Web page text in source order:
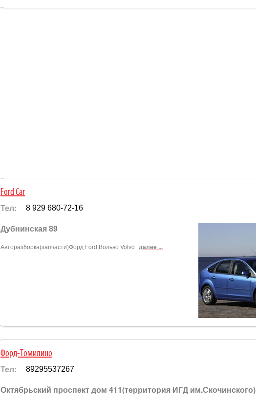
Ford Car
Тел: 8 929 680-72-16
Дубнинская 89
Авторазборка(запчасти)Форд Ford.Вольво Volvo далее ...
Форд-Томилино
Тел: 89295537267
Октябрьский проспект дом 411(территория ИГД им.Скочинского)